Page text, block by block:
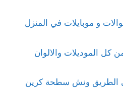
و موبايلات في المنزل
كل الموديلات والالوان
ونش سطحة كرين